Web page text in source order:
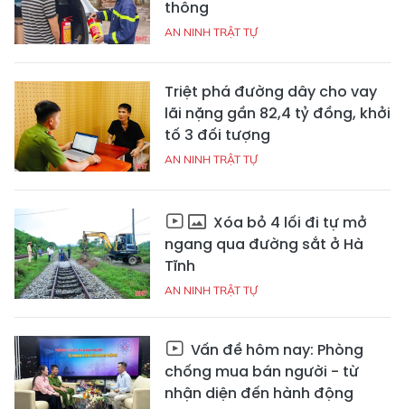
thông
AN NINH TRẬT TỰ
Triệt phá đường dây cho vay
lãi nặng gần 82,4 tỷ đồng, khởi
tố 3 đối tượng
AN NINH TRẬT TỰ
Xóa bỏ 4 lối đi tự mở
ngang qua đường sắt ở Hà
Tĩnh
AN NINH TRẬT TỰ
Vấn đề hôm nay: Phòng
chống mua bán người - từ
nhận diện đến hành động